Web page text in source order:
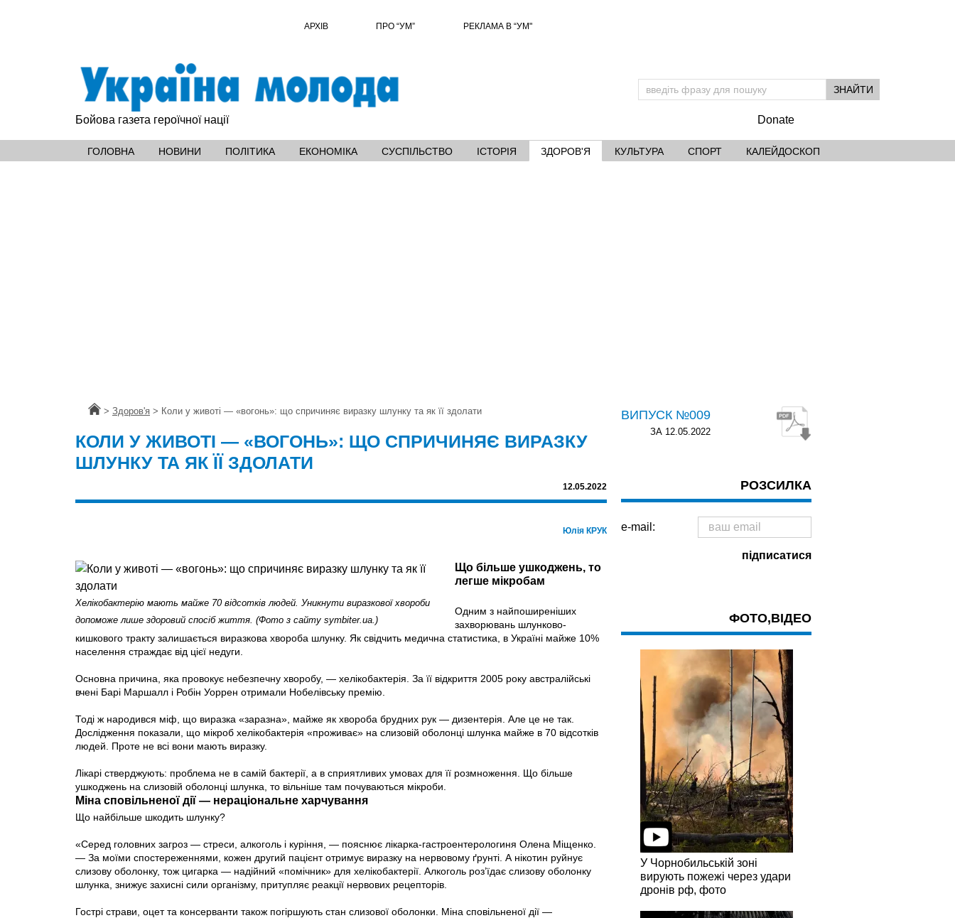
АРХІВ ПРО “УМ” РЕКЛАМА В “УМ"
Бойова газета героїчної нації Donate
ГОЛОВНА НОВИНИ ПОЛІТИКА ЕКОНОМІКА СУСПІЛЬСТВО ІСТОРІЯ ЗДОРОВ'Я КУЛЬТУРА СПОРТ КАЛЕЙДОСКОП
Головна
> Здоров'я > Коли у животі — «вогонь»: що спричиняє виразку шлунку та як її здолати
КОЛИ У ЖИВОТІ — «ВОГОНЬ»: ЩО СПРИЧИНЯЄ ВИРАЗКУ
ШЛУНКУ ТА ЯК ЇЇ ЗДОЛАТИ
12.05.2022
Юлія КРУК
Хелікобактерію мають майже 70 відсотків людей. Уникнути виразкової хвороби
допоможе лише здоровий спосіб життя. (Фото з сайту symbiter.ua.)
Що більше ушкоджень, то
легше мікробам
Одним з найпоширеніших
захворювань шлунково-
кишкового тракту залишається виразкова хвороба шлунку. Як свідчить медична статистика, в Україні майже 10%
населення страждає від цієї недуги.
Основна причина, яка провокує небезпечну хворобу, — хелікобактерія. За її відкриття 2005 року австралійські
вчені Барі Маршалл і Робін Уоррен отримали Нобелівську премію.
Тоді ж народився міф, що виразка «заразна», майже як хвороба брудних рук — дизентерія. Але це не так.
Дослідження показали, що мікроб хелікобактерія «проживає» на слизовій оболонці шлунка майже в 70 відсотків
людей. Проте не всі вони мають виразку.
Лікарі стверджують: проблема не в самій бактерії, а в сприятливих умовах для її розмноження. Що більше
ушкоджень на слизовій оболонці шлунка, то вільніше там почуваються мікроби.
Міна сповільненої дії — нераціональне харчування
Що найбільше шкодить шлунку?
«Серед головних загроз — стреси, алкоголь і куріння, — пояснює лікарка-гастроентерологиня Олена Міщенко.
— За моїми спостереженнями, кожен другий пацієнт отримує виразку на нервовому ґрунті. А нікотин руйнує
слизову оболонку, тож цигарка — надійний «помічник» для хелікобактерії. Алкоголь роз’їдає слизову оболонку
шлунка, знижує захисні сили організму, притупляє реакції нервових рецепторів.
Гострі страви, оцет та консерванти також погіршують стан слизової оболонки. Міна сповільненої дії —
ВИПУСК №009
ЗА 12.05.2022
РОЗСИЛКА
e-mail:
ФОТО,ВІДЕО
У Чорнобильській зоні
вирують пожежі через удари
дронів рф, фото